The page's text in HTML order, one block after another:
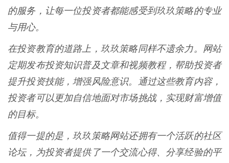
的服务，让每一位投资者都能感受到玖玖策略的专业
与用心。
在投资教育的道路上，玖玖策略同样不遗余力。网站
定期发布投资知识普及文章和视频教程，帮助投资者
提升投资技能，增强风险意识。通过这些教育内容，
投资者可以更加自信地面对市场挑战，实现财富增值
的目标。
值得一提的是，玖玖策略网站还拥有一个活跃的社区
论坛，为投资者提供了一个交流心得、分享经验的平